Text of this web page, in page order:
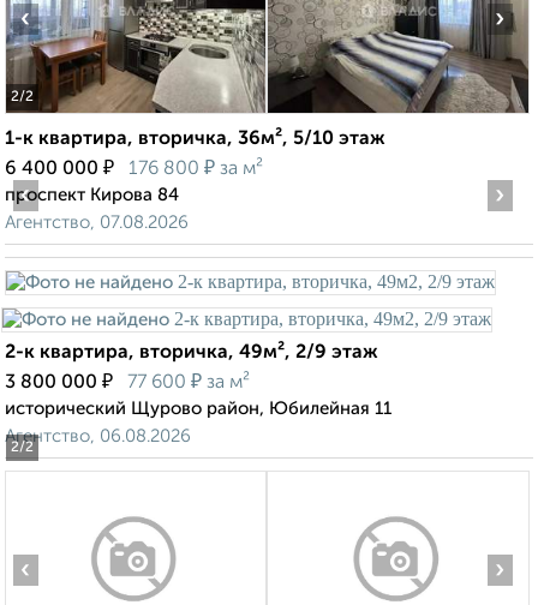
2/2
‹ ›
1-к квартира, вторичка, 36м², 5/10 этаж
6 400 000 ₽ 176 800 ₽ за м²
проспект Кирова 84
Агентство, 07.08.2026
2/2
‹ ›
2-к квартира, вторичка, 49м², 2/9 этаж
3 800 000 ₽ 77 600 ₽ за м²
исторический Щурово район, Юбилейная 11
Агентство, 06.08.2026
‹ ›